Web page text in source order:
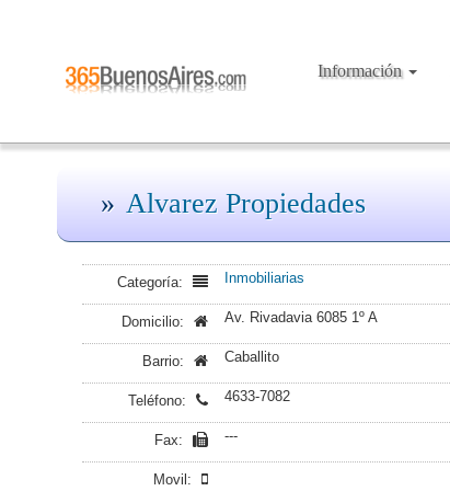
Información
Alvarez Propiedades
Categoría: Inmobiliarias
Domicilio: Av. Rivadavia 6085 1º A
Barrio: Caballito
Teléfono: 4633-7082
Fax: ---
Movil: